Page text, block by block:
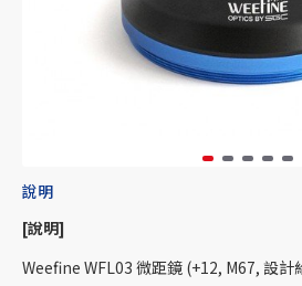
說明
[說明]
Weefine WFL03 微距鏡 (+12, M67, 設